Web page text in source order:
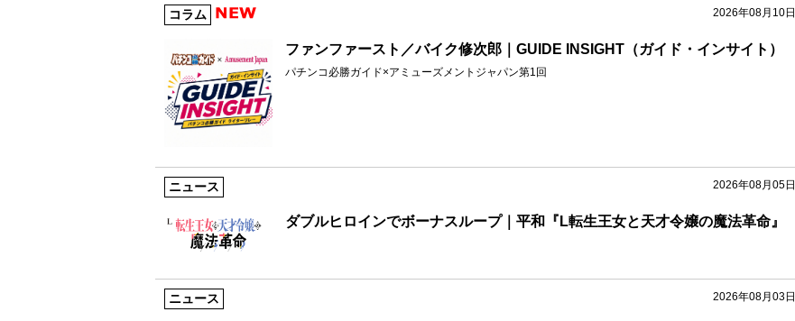
2026年08月10日
コラム
ファンファースト／バイク修次郎｜GUIDE INSIGHT（ガイド・インサイト）
パチンコ必勝ガイド×アミューズメントジャパン第1回
2026年08月05日
ニュース
ダブルヒロインでボーナスループ｜平和『L転生王女と天才令嬢の魔法革命』
2026年08月03日
ニュース